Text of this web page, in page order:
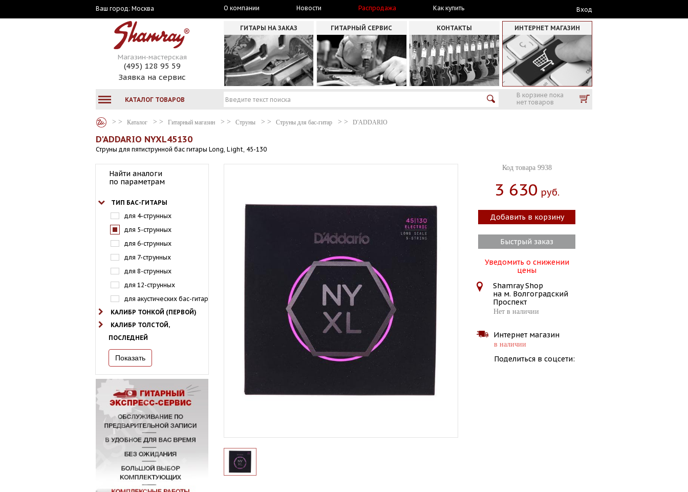
Ваш город: Москва О компании Новости Распродажа Как купить Вход
Магазин-мастерская
(495) 128 95 59
Заявка на сервис
ГИТАРЫ НА ЗАКАЗ ГИТАРНЫЙ СЕРВИС КОНТАКТЫ ИНТЕРНЕТ МАГАЗИН
КАТАЛОГ ТОВАРОВ
В корзине пока
нет товаров
Каталог Гитарный магазин Струны Струны для бас-гитар D'ADDARIO
D'ADDARIO NYXL45130
Струны для пятиструнной бас гитары Long, Light, 45-130
Найти аналоги
по параметрам
ТИП БАС-ГИТАРЫ
для 4-струнных
для 5-струнных
для 6-струнных
для 7-струнных
для 8-струнных
для 12-струнных
для акустических бас-гитар
КАЛИБР ТОНКОЙ (ПЕРВОЙ)
КАЛИБР ТОЛСТОЙ,
ПОСЛЕДНЕЙ
Код товара 9938
3 630 Руб.
Добавить в корзину
Быстрый заказ
Уведомить о снижении
цены
Shamray Shop
на м. Волгоградский
Проспект
Нет в наличии
Интернет магазин
в наличии
Поделиться в соцсети: